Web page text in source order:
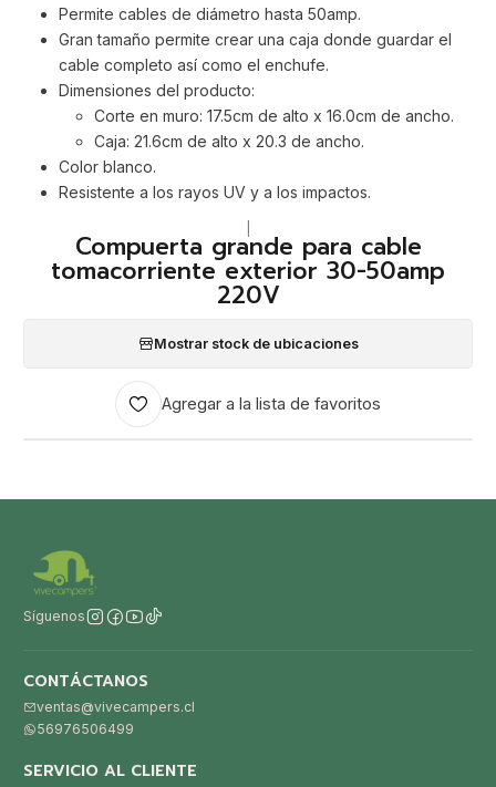
Permite cables de diámetro hasta 50amp.
Gran tamaño permite crear una caja donde guardar el
cable completo así como el enchufe.
Dimensiones del producto:
Corte en muro: 17.5cm de alto x 16.0cm de ancho.
Caja: 21.6cm de alto x 20.3 de ancho.
Color blanco.
Resistente a los rayos UV y a los impactos.
Compuerta grande para cable
tomacorriente exterior 30-50amp
220V
Mostrar stock de ubicaciones
Agregar a la lista de favoritos
Síguenos
CONTÁCTANOS
ventas@vivecampers.cl
56976506499
SERVICIO AL CLIENTE